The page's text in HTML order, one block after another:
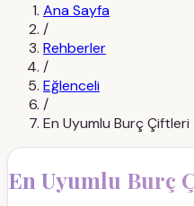
Ana Sayfa
/
Rehberler
/
Eğlenceli
/
En Uyumlu Burç Çiftleri
En Uyumlu Burç